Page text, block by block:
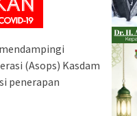
(Asops) Kasdam
penerapan